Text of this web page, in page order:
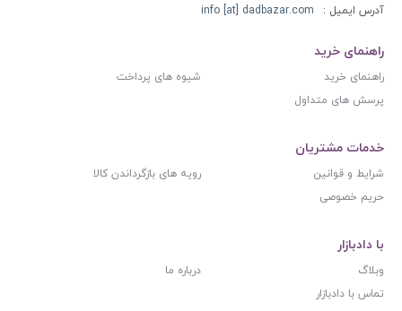
آدرس ایمیل : info [at] dadbazar.com
راهنمای خرید
راهنمای خرید
شیوه های پرداخت
پرسش های متداول
خدمات مشتریان
شرایط و قوانین
رویه های بازگرداندن کالا
حریم خصوصی
با دادبازار
وبلاگ
درباره ما
تماس با دادبازار